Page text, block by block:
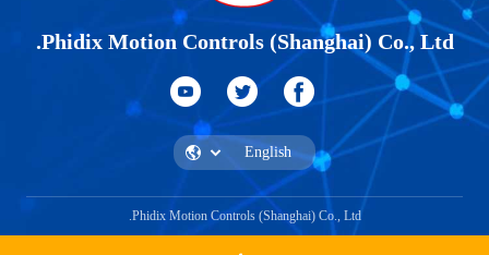
Phidix Motion Controls (Shanghai) Co., Ltd.
Phidix Motion Controls (Shanghai) Co., Ltd.